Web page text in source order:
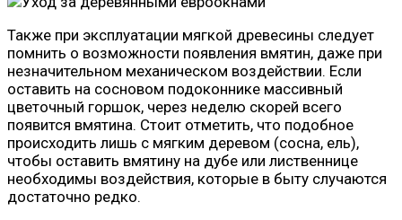
Также при эксплуатации мягкой древесины следует
помнить о возможности появления вмятин, даже при
незначительном механическом воздействии. Если
оставить на сосновом подоконнике массивный
цветочный горшок, через неделю скорей всего
появится вмятина. Стоит отметить, что подобное
происходить лишь с мягким деревом (сосна, ель),
чтобы оставить вмятину на дубе или лиственнице
необходимы воздействия, которые в быту случаются
достаточно редко.